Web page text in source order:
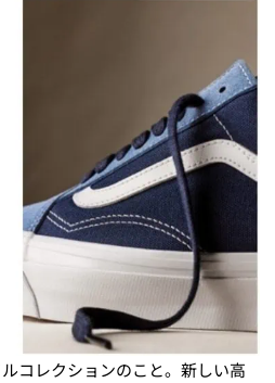
コレクションのこと。新しい高